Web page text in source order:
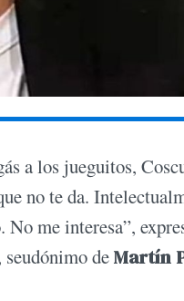
a los jueguitos,
no te da.
No me interesa”,
seudónimo deMartín